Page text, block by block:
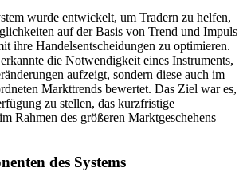
wurde entwickelt, um Tradern zu helfen,
auf der Basis von Trend und Impuls
ihre Handelsentscheidungen zu optimieren.
die Notwendigkeit eines Instruments,
aufzeigt, sondern diese auch im
Markttrends bewertet. Das Ziel war es,
zu stellen, das kurzfristige
Rahmen des größeren Marktgeschehens
des Systems